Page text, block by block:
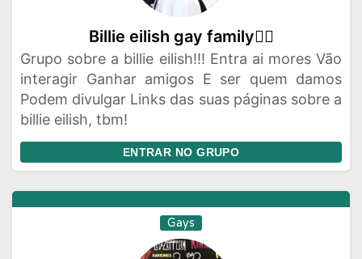
Billie eilish gay family🏳️‍🌈
Grupo sobre a billie eilish!!! Entra ai mores Vão
interagir Ganhar amigos E ser quem damos
Podem divulgar Links das suas páginas sobre a
billie eilish, tbm!
ENTRAR NO GRUPO
Gays